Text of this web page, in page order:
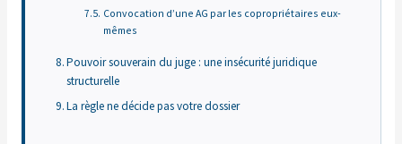
Convocation d’une AG par les copropriétaires eux-
mêmes
Pouvoir souverain du juge : une insécurité juridique
structurelle
La règle ne décide pas votre dossier